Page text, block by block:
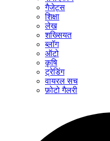
गैजेट्स
शिक्षा
लेख
शख्सियत
ब्लॉग
ऑटो
कृषि
ट्रेडिंग
वायरल सच
फ़ोटो गैलरी